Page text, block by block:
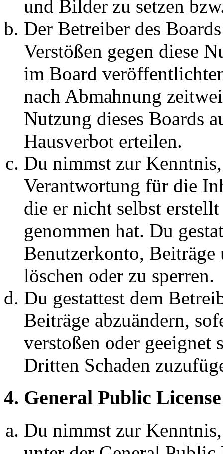
und Bilder zu setzen
Der Betreiber des
Verstößen gegen diese
im Board
nach Abmahnung
Nutzung dieses Boards
Hausverbot erteilen.
Du nimmst zur
Verantwortung für die
die er nicht selbst
genommen hat. Du
Benutzerkonto,
löschen oder zu sperren.
Du gestattest dem
Beiträge abzuändern,
verstoßen oder geeignet
Dritten Schaden
4. General Public License
Du nimmst zur